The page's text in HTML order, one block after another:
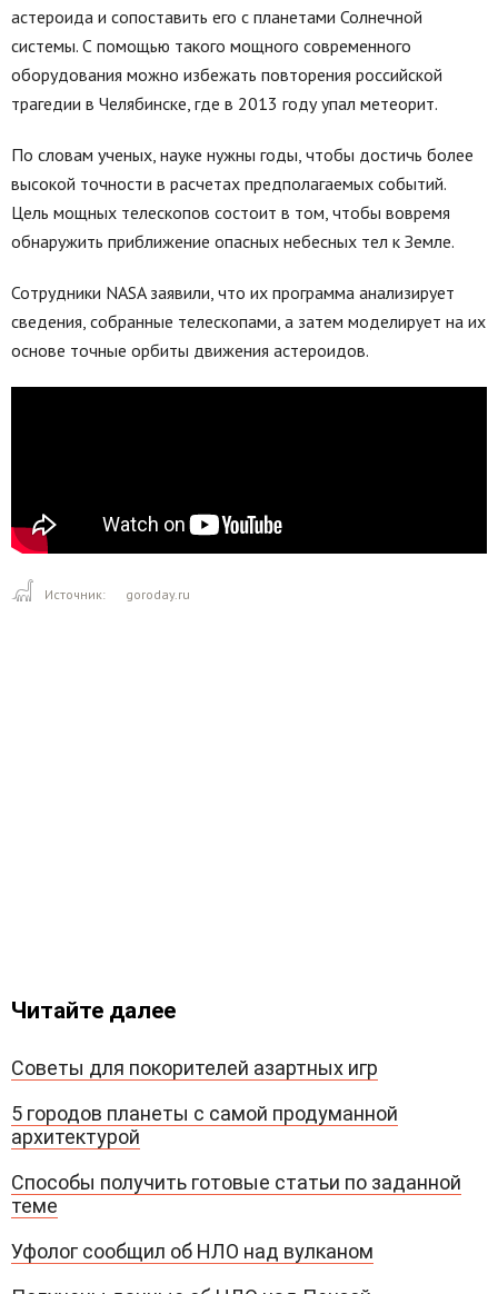
астероида и сопоставить его с планетами Солнечной
системы. С помощью такого мощного современного
оборудования можно избежать повторения российской
трагедии в Челябинске, где в 2013 году упал метеорит.
По словам ученых, науке нужны годы, чтобы достичь более
высокой точности в расчетах предполагаемых событий.
Цель мощных телескопов состоит в том, чтобы вовремя
обнаружить приближение опасных небесных тел к Земле.
Сотрудники NASA заявили, что их программа анализирует
сведения, собранные телескопами, а затем моделирует на их
основе точные орбиты движения астероидов.
Источник: goroday.ru
Читайте далее
Советы для покорителей азартных игр
5 городов планеты с самой продуманной
архитектурой
Способы получить готовые статьи по заданной
теме
Уфолог сообщил об НЛО над вулканом